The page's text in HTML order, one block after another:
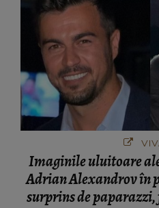
Imaginile uluitoare
Adrian Alexandrov în
surprins de